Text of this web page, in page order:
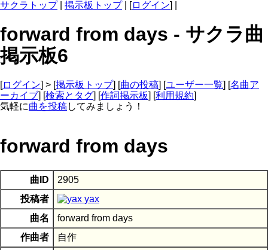
サクラトップ| 掲示板トップ| [ログイン] |
forward from days - サクラ曲
掲示板6
[ログイン] > [掲示板トップ] [曲の投稿] [ユーザー一覧] [名曲ア
ーカイブ] [検索とタグ] [作詞掲示板] [利用規約]
気軽に曲を投稿してみましょう！
forward from days
曲ID
2905
投稿者
yax
曲名
forward from days
作曲者
自作